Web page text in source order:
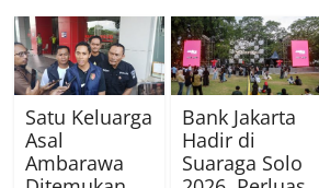
Satu Keluarga
Asal
Ambarawa
Bank Jakarta
Hadir di
Suaraga Solo